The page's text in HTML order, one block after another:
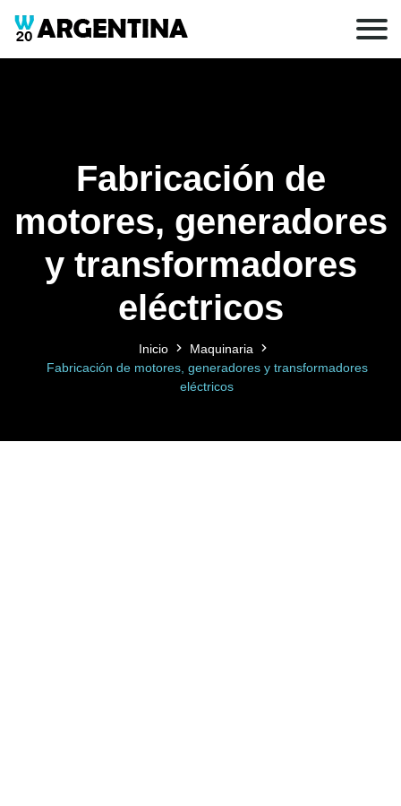
Fabricación de
motores, generadores
y transformadores
eléctricos
Inicio
Maquinaria
Fabricación de motores, generadores y transformadores
eléctricos